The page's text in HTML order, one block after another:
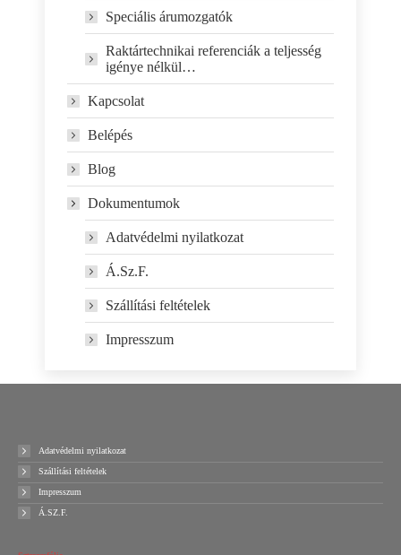
Speciális árumozgatók
Raktártechnikai referenciák a teljesség
igénye nélkül…
Kapcsolat
Belépés
Blog
Dokumentumok
Adatvédelmi nyilatkozat
Á.Sz.F.
Szállítási feltételek
Impresszum
Adatvédelmi nyilatkozat
Szállítási feltételek
Impresszum
Á.SZ.F.